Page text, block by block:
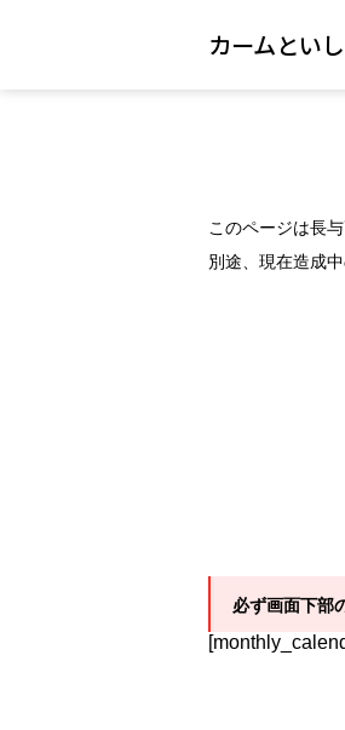
カームとい
このページは長
別途、現在造成
必ず画面下部